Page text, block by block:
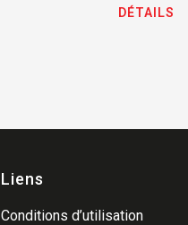
DÉTAILS
Liens
Conditions d’utilisation